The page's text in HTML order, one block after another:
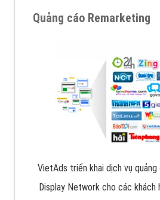
Quảng cáo Remarketing
VietAds triển khai dịch vụ quảng
Display Network cho các khách